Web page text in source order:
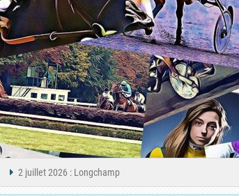
2 juillet 2026 : Longchamp